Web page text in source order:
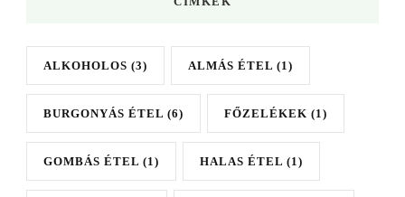
ALKOHOLOS (3) ALMÁS ÉTEL (1)
BURGONYÁS ÉTEL (6) FŐZELÉKEK (1)
GOMBÁS ÉTEL (1) HALAS ÉTEL (1)